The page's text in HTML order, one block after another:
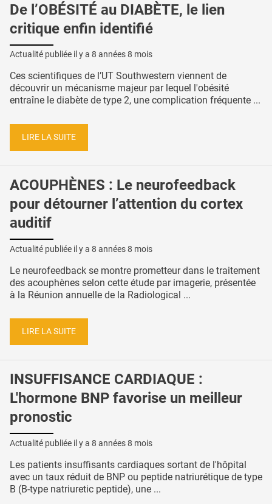
De l’OBÉSITÉ au DIABÈTE, le lien
critique enfin identifié
Actualité publiée il y a 8 années 8 mois
Ces scientifiques de l’UT Southwestern viennent de
découvrir un mécanisme majeur par lequel l'obésité
entraîne le diabète de type 2, une complication fréquente ...
LIRE LA SUITE
ACOUPHÈNES : Le neurofeedback
pour détourner l’attention du cortex
auditif
Actualité publiée il y a 8 années 8 mois
Le neurofeedback se montre prometteur dans le traitement
des acouphènes selon cette étude par imagerie, présentée
à la Réunion annuelle de la Radiological ...
LIRE LA SUITE
INSUFFISANCE CARDIAQUE :
L'hormone BNP favorise un meilleur
pronostic
Actualité publiée il y a 8 années 8 mois
Les patients insuffisants cardiaques sortant de l'hôpital
avec un taux réduit de BNP ou peptide natriurétique de type
B (B-type natriuretic peptide), une ...